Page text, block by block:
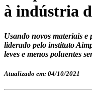
à indústria
Usando novos materiais e
liderado pelo instituto
leves e menos poluentes
Atualizado em: 04/10/2021